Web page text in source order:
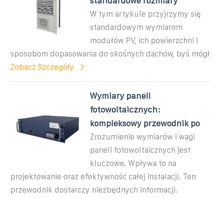
W tym artykule przyjrzymy się
standardowym wymiarom
modułów PV, ich powierzchni i
sposobom dopasowania do skośnych dachów, byś mógł
Zobacz Szczegóły
Wymiary paneli
fotowoltaicznych:
kompleksowy przewodnik po
Zrozumienie wymiarów i wagi
paneli fotowoltaicznych jest
kluczowe. Wpływa to na
projektowanie oraz efektywność całej instalacji. Ten
przewodnik dostarczy niezbędnych informacji.